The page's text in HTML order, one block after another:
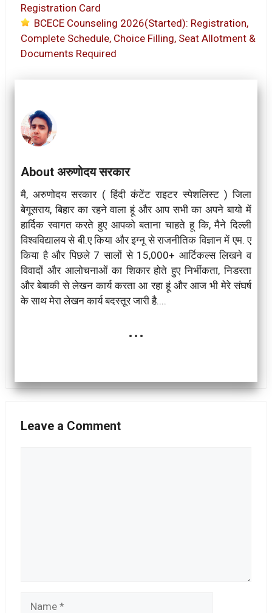
Registration Card
BCECE Counseling 2026(Started): Registration,
Complete Schedule, Choice Filling, Seat Allotment &
Documents Required
About अरुणोदय सरकार
मै, अरुणोदय सरकार ( हिंदी कंटेंट राइटर स्पेशलिस्ट ) जिला
बेगूसराय, बिहार का रहने वाला हूं और आप सभी का अपने बायो में
हार्दिक स्वागत करते हुए आपको बताना चाहते हू कि, मैने दिल्ली
विश्वविद्यालय से बी.ए किया और इग्नू से राजनीतिक विज्ञान में एम. ए
किया है और पिछले 7 सालों से 15,000+ आर्टिकल्स लिखने व
विवादों और आलोचनाओं का शिकार होते हुए निर्भीकता, निडरता
और बेबाकी से लेखन कार्य करता आ रहा हूं और आज भी मेरे संघर्ष
के साथ मेरा लेखन कार्य बदस्तूर जारी है....
...
Leave a Comment